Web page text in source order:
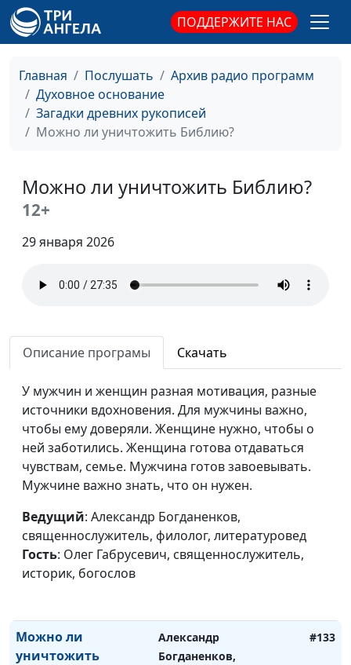
ПОДДЕРЖИТЕ НАС
Главная Послушать
Архив радио программ
Духовное основание
Загадки древних рукописей
Можно ли уничтожить Библию?
Можно ли уничтожить Библию?
12+
29 января 2026
Описание програмы Скачать
У мужчин и женщин разная мотивация, разные
источники вдохновения. Для мужчины важно,
чтобы ему доверяли. Женщине нужно, чтобы о
ней заботились. Женщина готова отдаваться
чувствам, семье. Мужчина готов завоевывать.
Мужчине важно знать, что он нужен.
Ведущий: Александр Богданенков,
священнослужитель, филолог, литературовед
Гость: Олег Габрусевич, священнослужитель,
историк, богослов
Первая Пасха: где,
когда, почему
священнослужитель,
филолог, литературовед,
священнослужитель,
историк, богослов
Пасха и
Александр Богданенков,
Олег Габрусевич,
на жизнь
филолог, литературовед,
священнослужитель,
историк, богослов
Противоречия в
Библии: тексты с
преткновением
священнослужитель,
филолог, литературовед,
Олег Габрусевич,
священнослужитель,
Самая важная
рукопись Нового
Завета
Александр Богданенков,
священнослужитель,
филолог, литературовед,
Олег Габрусевич,
Можно ли
уничтожить
Александр
Богданенков,
#133